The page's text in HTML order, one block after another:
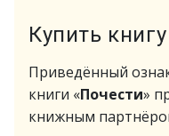
Купить книгу
Приведённый
книги «Почести»
книжным